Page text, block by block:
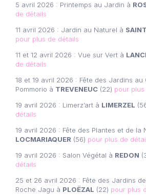
5 avril 2026 : Printemps au Jardin à
de détails
11 avril 2026 : Jardin au Naturel à
pour plus de détails
11 et 12 avril 2026 : Vue sur Vert à
de détails
18 et 19 avril 2026 : Fête des Jardins au
Pommorio à TREVENEUC (22) pour
19 avril 2026 : Limerz’art à LIMERZEL
détails
19 avril 2026 : Fête des Plantes et de la
LOCMARIAQUER (56) pour plus de
19 avril 2026 : Salon Végétal à REDON
détails
25 et 26 avril 2026 : Fête des Jardins
Roche Jagu à PLOËZAL (22) pour plus